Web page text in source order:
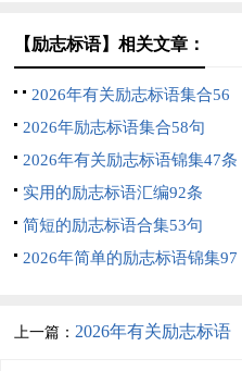
【励志标语】相关文章：
2026年有关励志标语集合56
句2026年励志标语集合58句
2026年有关励志标语锦集47条
实用的励志标语汇编92条
简短的励志标语合集53句
2026年简单的励志标语锦集97
上一篇：2026年有关励志标语